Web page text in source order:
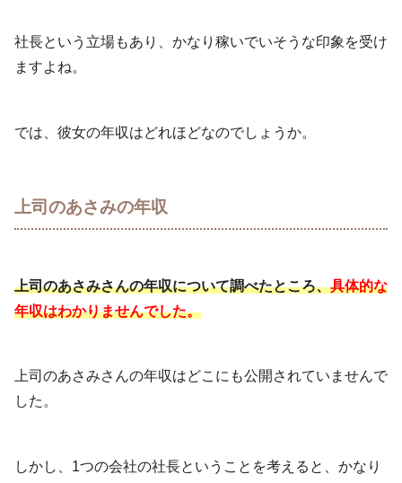
社長という立場もあり、かなり稼いでいそうな印象を受け
ますよね。
では、彼女の年収はどれほどなのでしょうか。
上司のあさみの年収
上司のあさみさんの年収について調べたところ、具体的な
年収はわかりませんでした。
上司のあさみさんの年収はどこにも公開されていませんで
した。
しかし、1つの会社の社長ということを考えると、かなり